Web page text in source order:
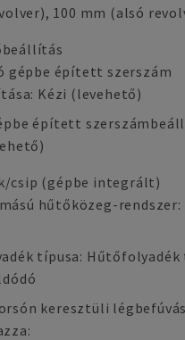
100 mm (alsó
gépbe épített szerszám
Kézi (levehető)
épített
csip (gépbe integrált)
hűtőközeg-rendszer:
típusa: Hűtőfolyadék
keresztüli